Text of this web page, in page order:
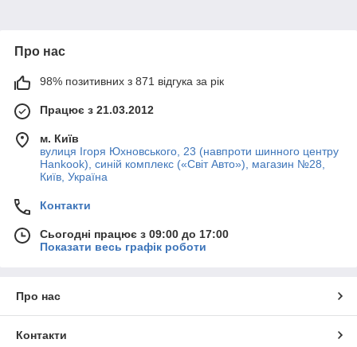
Про нас
98% позитивних з 871 відгука за рік
Працює з 21.03.2012
м. Київ
вулиця Ігоря Юхновського, 23 (навпроти шинного центру
Hankook), синій комплекс («Світ Авто»), магазин №28,
Київ, Україна
Контакти
Сьогодні працює з 09:00 до 17:00
Показати весь графік роботи
Про нас
Контакти